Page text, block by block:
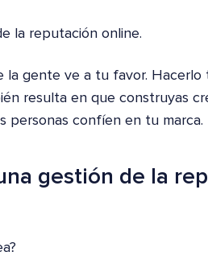
la reputación online.
la gente ve a tu favor. Hacerlo
resulta en que construyas
personas confíen en tu marca.
gestión de la